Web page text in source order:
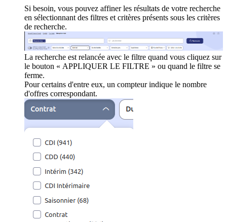
Si besoin, vous pouvez affiner les résultats de votre recherche
en sélectionnant des filtres et critères présents sous les critères
de recherche.
La recherche est relancée avec le filtre quand vous cliquez sur
le bouton « APPLIQUER LE FILTRE » ou quand le filtre se
ferme.
Pour certains d'entre eux, un compteur indique le nombre
d'offres correspondant.